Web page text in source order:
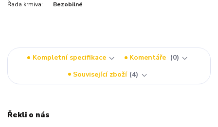
Řada krmiva:
Bezobilné
Kompletní specifikace Komentáře
0
Související zboží 4
Řekli o nás